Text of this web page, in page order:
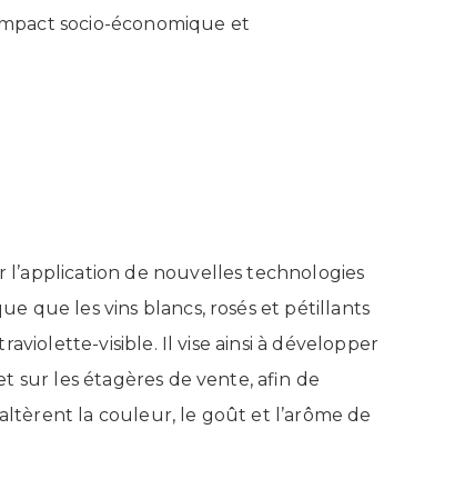
socio-économique et
l’application de nouvelles technologies
que les vins blancs, rosés et pétillants
visible. Il vise ainsi à développer
sur les étagères de vente, afin de
la couleur, le goût et l’arôme de